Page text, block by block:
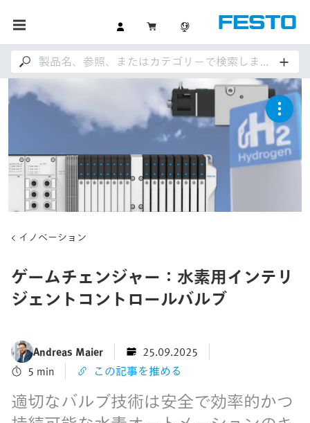
イノベーション
ゲームチェンジャー：水素用インテリ
ジェントコントロールバルブ
Andreas Maier
25.09.2025
5 min
この記事を推める
適切なバルブ技術は安全で効率的かつ